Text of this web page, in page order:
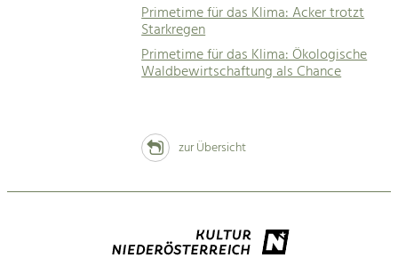
Primetime für das Klima: Acker trotzt
Starkregen
Primetime für das Klima: Ökologische
Waldbewirtschaftung als Chance
zur Übersicht